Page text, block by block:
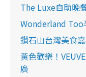
The Luxe自助晚
Wonderland Too
鑽石山台灣美食
黃色歡樂！
廣